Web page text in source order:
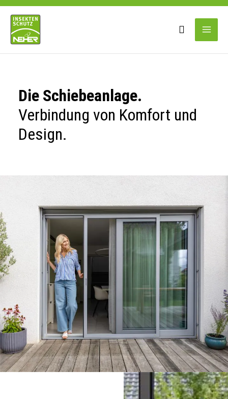
Zum
Inhalt
springen
Main
Die Schiebeanlage.
Verbindung von Komfort und
Design.